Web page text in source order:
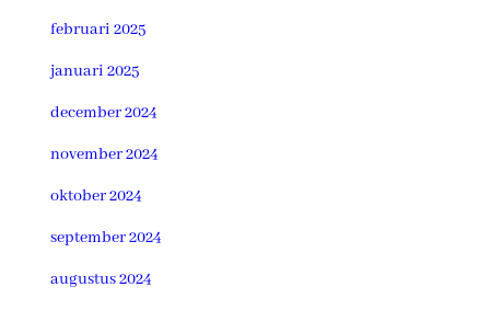
februari 2025
januari 2025
december 2024
november 2024
oktober 2024
september 2024
augustus 2024